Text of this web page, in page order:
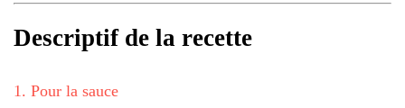
Descriptif de la recette
1 . Pour la sauce